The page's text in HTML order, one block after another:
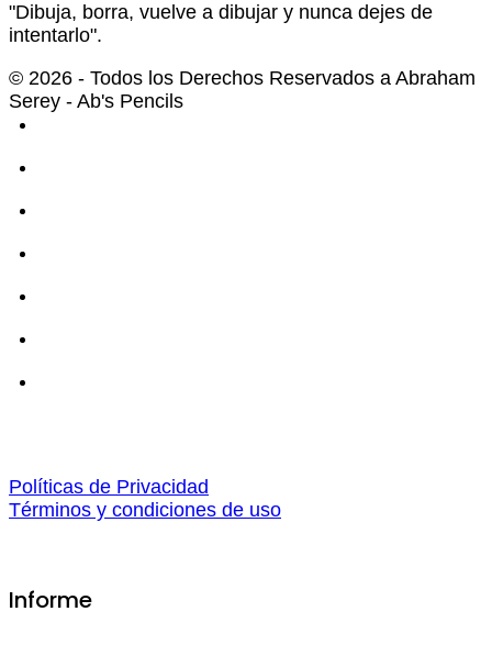
"Dibuja, borra, vuelve a dibujar y nunca dejes de
intentarlo".
© 2026 - Todos los Derechos Reservados a Abraham
Serey - Ab's Pencils
Políticas de Privacidad
Términos y condiciones de uso
Informe